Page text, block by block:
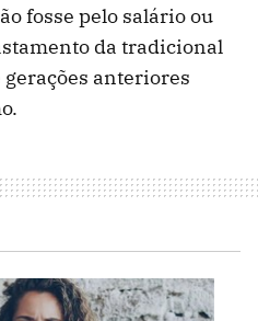
fosse pelo salário ou
da tradicional
anteriores